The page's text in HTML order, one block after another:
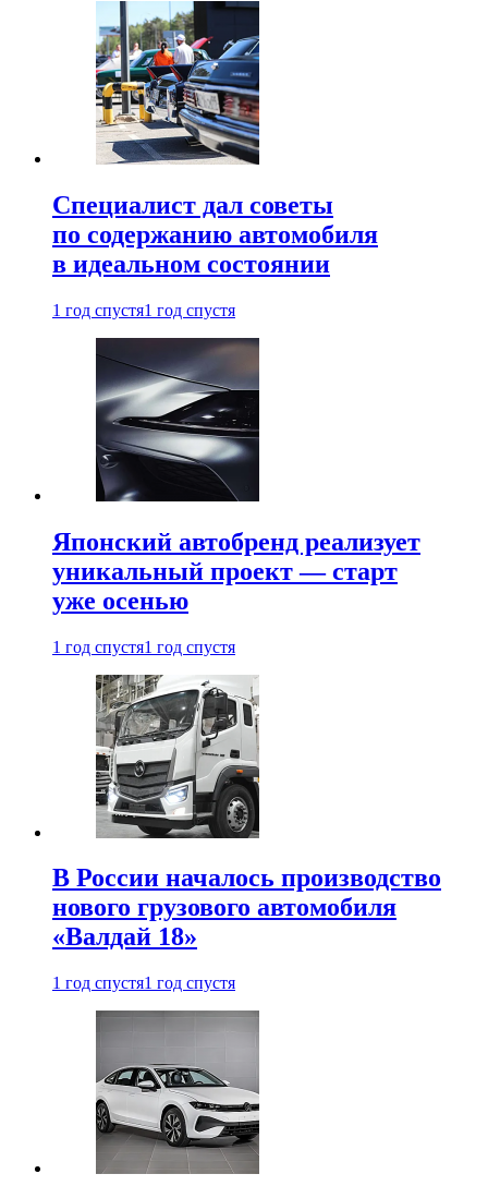
Специалист дал советы
по содержанию автомобиля
в идеальном состоянии
1 год спустя1 год спустя
Японский автобренд реализует
уникальный проект — старт
уже осенью
1 год спустя1 год спустя
В России началось производство
нового грузового автомобиля
«Валдай 18»
1 год спустя1 год спустя